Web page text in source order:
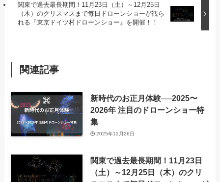
関東で過去最長期間！11月23日（土）～12月25日
（木）のクリスマスまで毎日ドローンショーが観ら
れる『東京ドイツ村ドローンショー』を開催！！
関連記事
新時代のお正月体験──2025〜
2026年 注目のドローンショー特
集
2025年12月26日
関東で過去最長期間！11月23日
（土）～12月25日（木）のクリ